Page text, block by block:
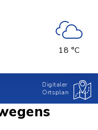
18 °C
Digitaler
Ortsplan